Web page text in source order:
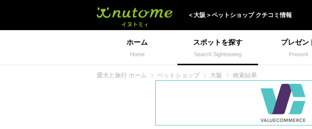
＜大阪 ＞ペットショップクチコミ情報
ホーム
Home
スポットを探す
Search Sightseeing
プレゼン
Present
愛犬と旅行 ホーム ペットショップ 大阪 検索結果